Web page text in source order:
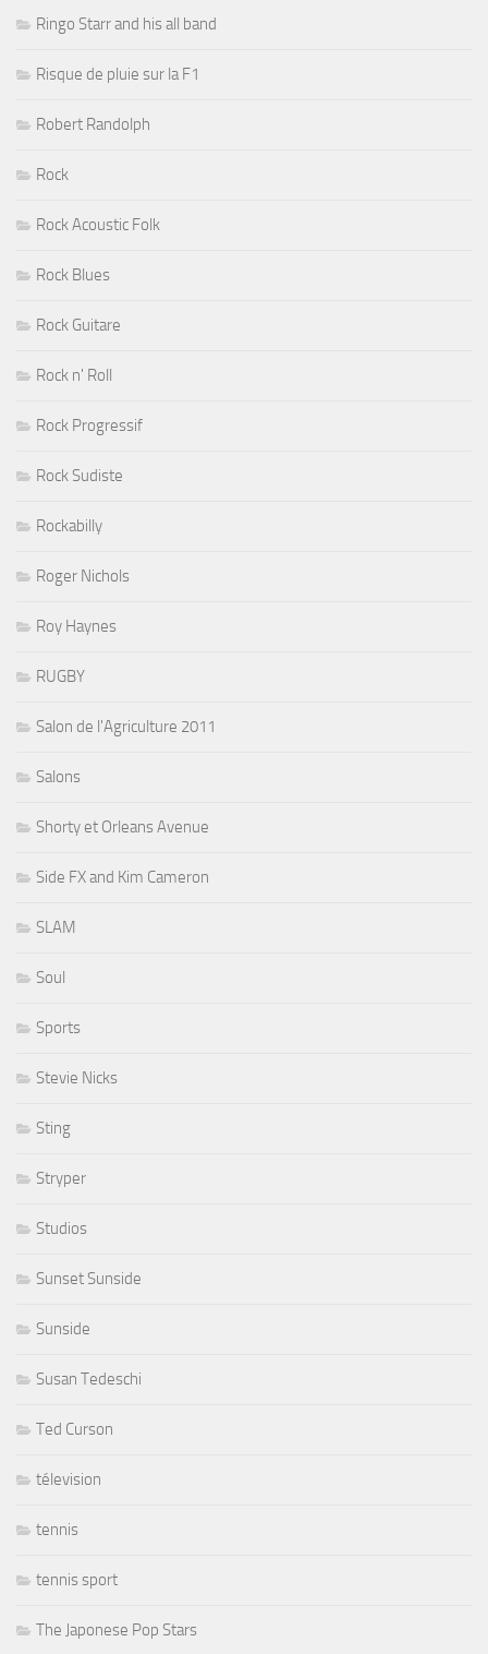
Ringo Starr and his all band
Risque de pluie sur la F1
Robert Randolph
Rock
Rock Acoustic Folk
Rock Blues
Rock Guitare
Rock n' Roll
Rock Progressif
Rock Sudiste
Rockabilly
Roger Nichols
Roy Haynes
RUGBY
Salon de l'Agriculture 2011
Salons
Shorty et Orleans Avenue
Side FX and Kim Cameron
SLAM
Soul
Sports
Stevie Nicks
Sting
Stryper
Studios
Sunset Sunside
Sunside
Susan Tedeschi
Ted Curson
télevision
tennis
tennis sport
The Japonese Pop Stars